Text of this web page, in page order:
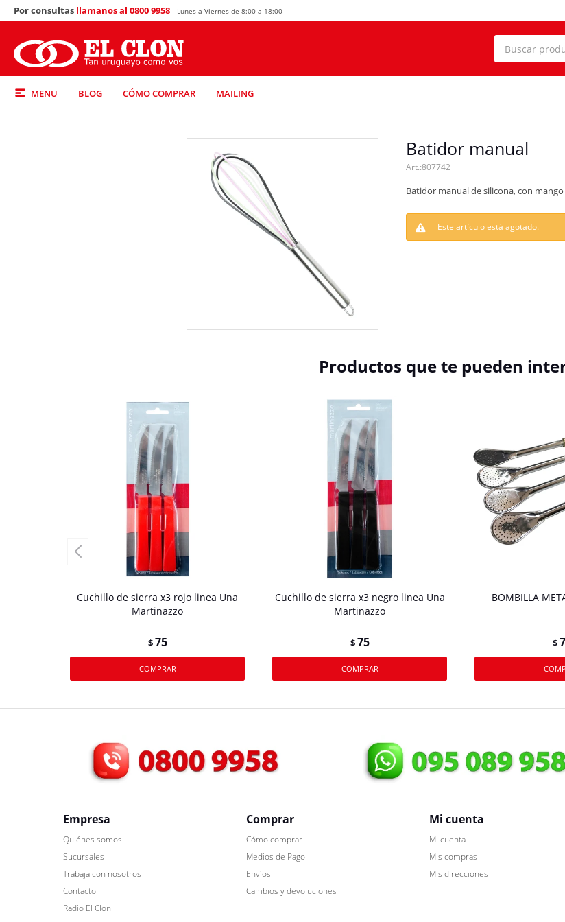
MENU BLOG CÓMO COMPRAR MAILING
Por consultas llamanos al 0800 9958 Lunes a Viernes de 8:00 a 18:00
Batidor manual
807742
Batidor manual de silicona, con
Este artículo está agotado.
Productos que te pueden
Cuchillo de sierra x3 rojo linea Una
Martinazzo
$75
Cuchillo de sierra x3 negro linea Una
Martinazzo
$75
BOMBILLA
$
Empresa
Quiénes somos
Sucursales
Trabaja con nosotros
Contacto
Radio El Clon
Comprar
Cómo comprar
Medios de Pago
Envíos
Cambios y devoluciones
Mi cuenta
Mi cuenta
Mis compras
Mis direcciones